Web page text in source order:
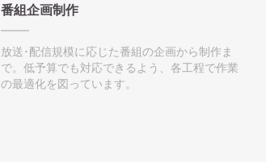
番組企画制作
放送･配信規模に応じた番組の企画から制作ま
で。低予算でも対応できるよう、各工程で作業
の最適化を図っています。